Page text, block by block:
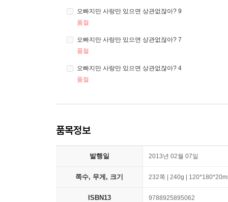
오빠지만 사랑만 있으면 상관없잖아? 9
품절
오빠지만 사랑만 있으면 상관없잖아? 7
품절
오빠지만 사랑만 있으면 상관없잖아? 4
품절
품목정보
발행일 2013년 02월 07일
쪽수, 무게, 크기 232쪽 | 240g |
ISBN13 9788925895062